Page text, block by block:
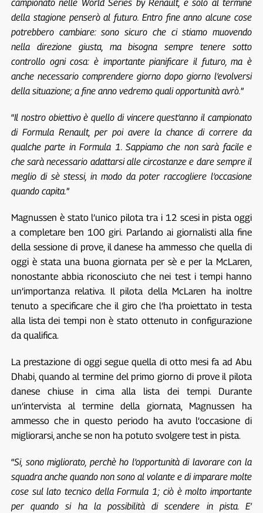
campionato nelle World Series by Renault, e solo al termine
della stagione penserò al futuro. Entro fine anno alcune cose
potrebbero cambiare: sono sicuro che ci stiamo muovendo
nella direzione giusta, ma bisogna sempre tenere sotto
controllo ogni cosa: è importante pianificare il futuro, ma è
anche necessario comprendere giorno dopo giorno l’evolversi
della situazione; a fine anno vedremo quali opportunità avrò.”
“Il nostro obiettivo è quello di vincere quest’anno il campionato
di Formula Renault, per poi avere la chance di correre da
qualche parte in Formula 1. Sappiamo che non sarà facile e
che sarà necessario adattarsi alle circostanze e dare sempre il
meglio di sè stessi, in modo da poter raccogliere l’occasione
quando capita.”
Magnussen è stato l’unico pilota tra i 12 scesi in pista oggi
a completare ben 100 giri. Parlando ai giornalisti alla fine
della sessione di prove, il danese ha ammesso che quella di
oggi è stata una buona giornata per sè e per la McLaren,
nonostante abbia riconosciuto che nei test i tempi hanno
un’importanza relativa. Il pilota della McLaren ha inoltre
tenuto a specificare che il giro che l’ha proiettato in testa
alla lista dei tempi non è stato ottenuto in configurazione
da qualifica.
La prestazione di oggi segue quella di otto mesi fa ad Abu
Dhabi, quando al termine del primo giorno di prove il pilota
danese chiuse in cima alla lista dei tempi. Durante
un’intervista al termine della giornata, Magnussen ha
ammesso che in questo periodo ha avuto l’occasione di
migliorarsi, anche se non ha potuto svolgere test in pista.
“Si, sono migliorato, perchè ho l’opportunità di lavorare con la
squadra anche quando non sono al volante e di imparare molte
cose sul lato tecnico della Formula 1; ciò è molto importante
per quando si ha la possibilità di scendere in pista. E’